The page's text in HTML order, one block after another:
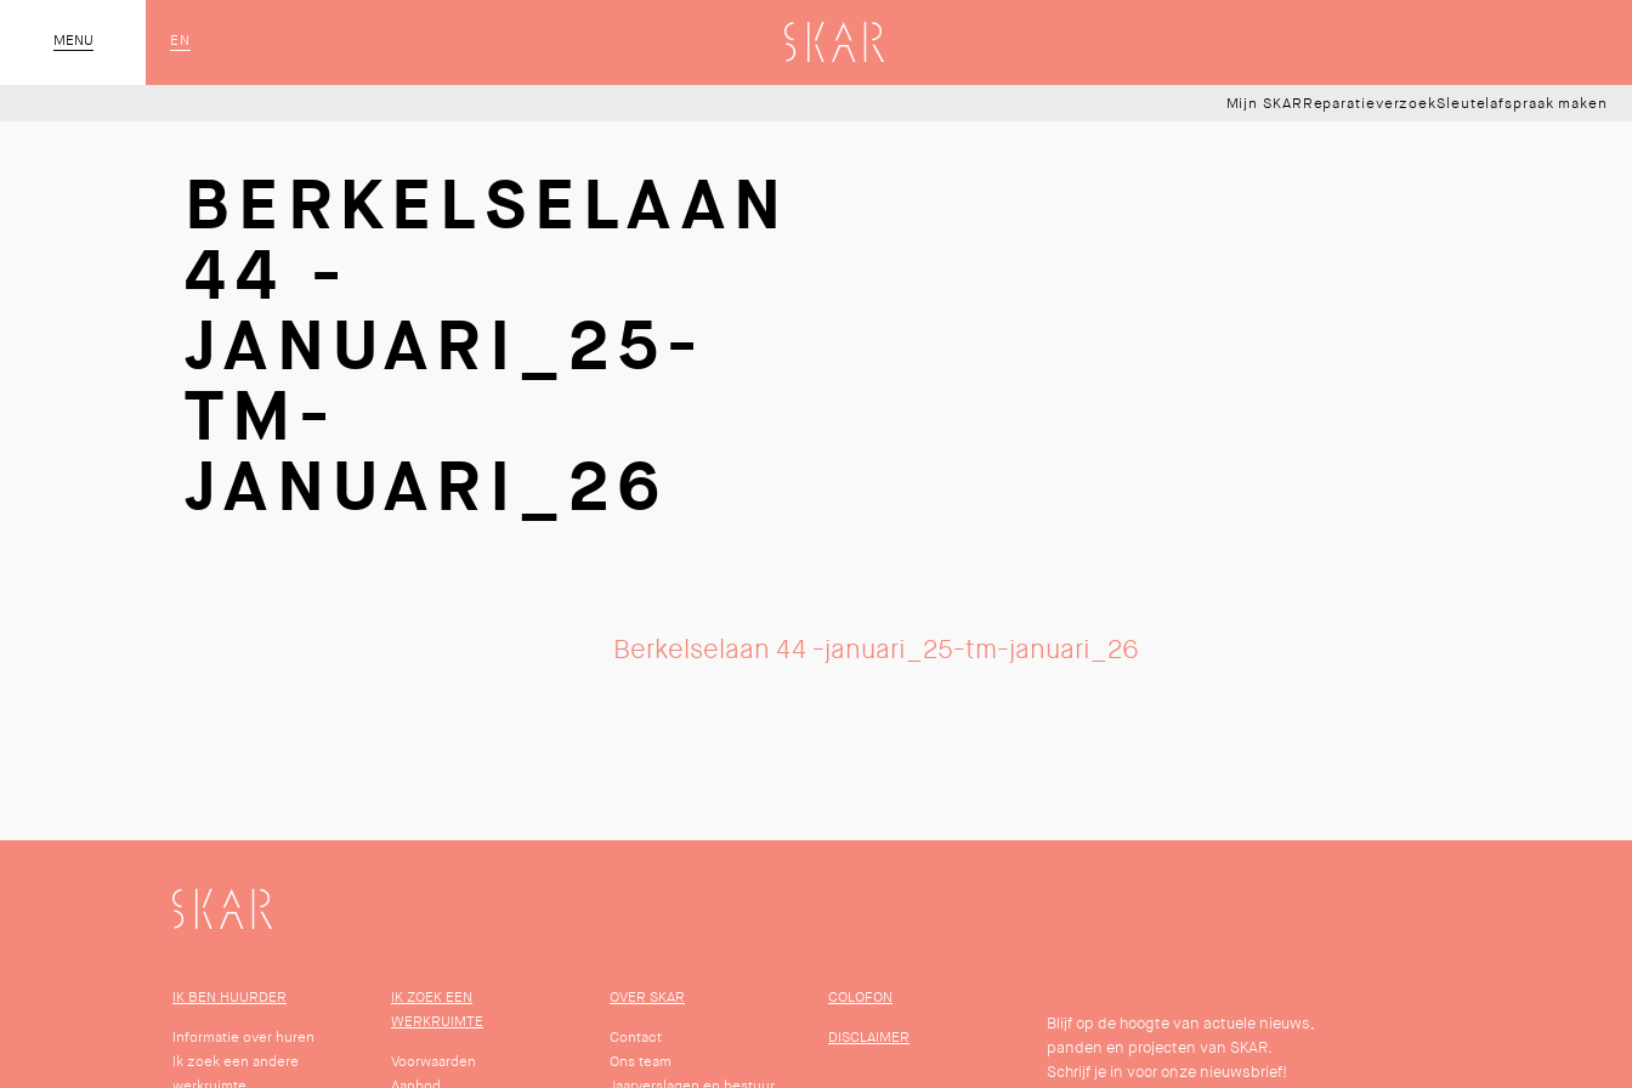
MENU
SLUIT EN SKAR
Mijn SKAR ReparatieverzoekSleutelafspraak maken
BERKELSELAAN
44 -
JANUARI_25-
TM-
JANUARI_26
Berkelselaan 44 -januari_25-tm-januari_26
SKAR
IK BEN HUURDER
Informatie over huren
Ik zoek een andere
IK ZOEK EEN
WERKRUIMTE
Voorwaarden
OVER SKAR
Contact
Ons team
COLOFON
DISCLAIMER
Blijf op de hoogte van actuele nieuws,
panden en projecten van SKAR.
Schrijf je in voor onze nieuwsbrief!